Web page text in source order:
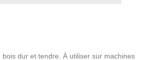
bois dur et tendre. À utiliser sur machines